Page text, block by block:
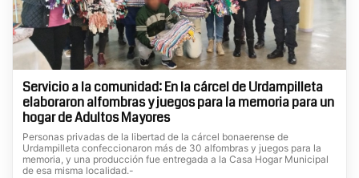
Servicio a la comunidad: En la cárcel de Urdampilleta
elaboraron alfombras y juegos para la memoria para un
hogar de Adultos Mayores
Personas privadas de la libertad de la cárcel bonaerense de
Urdampilleta confeccionaron más de 30 alfombras y juegos para la
memoria, y una producción fue entregada a la Casa Hogar Municipal
de esa misma localidad.-